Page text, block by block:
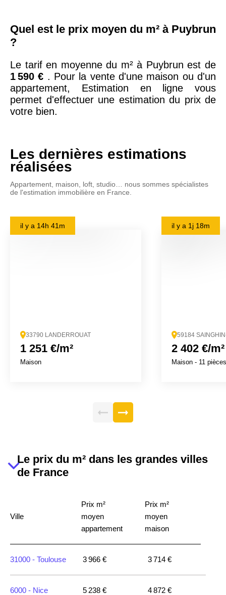
Quel est le prix moyen du m² à Puybrun
?
Le tarif en moyenne du m² à Puybrun est de
1 590 € . Pour la vente d'une maison ou d'un
appartement, Estimation en ligne vous
permet d'effectuer une estimation du prix de
votre bien.
Les dernières estimations
réalisées
Appartement, maison, loft, studio… nous sommes spécialistes
de l'estimation immobilière en France.
il y a 14h 41m
33790 LANDERROUAT
1 251 €/m²
Maison
il y a 1j 18m
59184
2 402 €/m²
Maison - 11 pièces
Le prix du m² dans les grandes villes
de France
Ville
Prix m²
moyen
appartement
Prix m²
moyen
maison
31000 - Toulouse 3 966 € 3 714 €
6000 - Nice 5 238 € 4 872 €